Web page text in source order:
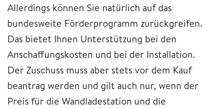
Allerdings können Sie natürlich auf das
bundesweite Förderprogramm zurückgreifen.
Das bietet Ihnen Unterstützung bei den
Anschaffungskosten und bei der Installation.
Der Zuschuss muss aber stets vor dem Kauf
beantrag werden und gilt auch nur, wenn der
Preis für die Wandladestation und die